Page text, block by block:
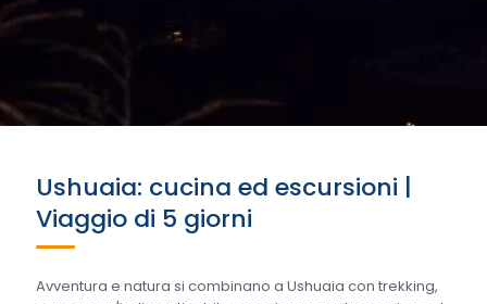
Ushuaia: cucina ed escursioni |
Viaggio di 5 giorni
Avventura e natura si combinano a Ushuaia con trekking,